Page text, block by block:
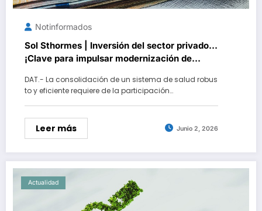
Notinformados
Sol Sthormes | Inversión del sector privado…
¡Clave para impulsar modernización de
asistenciales de Caracas!
DAT.- La consolidación de un sistema de salud robus
to y eficiente requiere de la participación…
Leer más Junio 2, 2026
Actualidad